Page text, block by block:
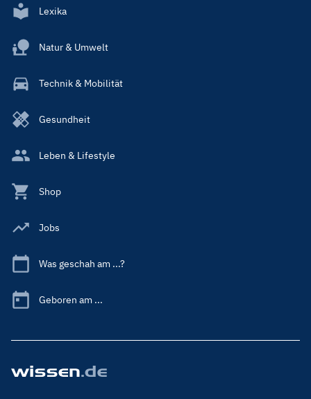
Lexika
Natur & Umwelt
Technik & Mobilität
Gesundheit
Leben & Lifestyle
Shop
Jobs
Was geschah am ...?
Geboren am ...